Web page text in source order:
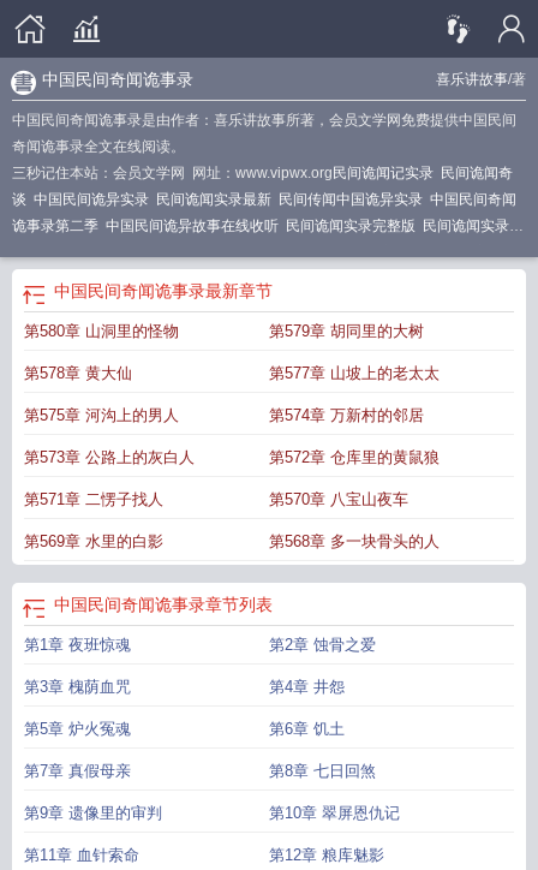
喜乐讲故事/著
中国民间奇闻诡事录
中国民间奇闻诡事录是由作者：喜乐讲故事所著，会员文学网免费提供中国民间
奇闻诡事录全文在线阅读。
三秒记住本站：会员文学网 网址：www.vipwx.org 民间诡闻记实录 民间诡闻奇
谈 中国民间诡异实录 民间诡闻实录最新 民间传闻中国诡异实录 中国民间奇闻
诡事录第二季 中国民间诡异故事在线收听 民间诡闻实录完整版
民间诡闻实录奇
民间诡异闻录 民间诡闻实录内容 中国民间诡异事件真实案例
录 中国民间诡异故事
诡事录百度百科中国民间奇闻异事 民间诡闻实录全集中国民间奇异录
中国民间奇闻诡事录最新章节
第580章 山洞里的怪物 第579章 胡同里的大树
第578章 黄大仙 第577章 山坡上的老太太
第575章 河沟上的男人 第574章 万新村的邻居
第573章 公路上的灰白人 第572章 仓库里的黄鼠狼
第571章 二愣子找人 第570章 八宝山夜车
第569章 水里的白影 第568章 多一块骨头的人
中国民间奇闻诡事录章节列表
第1章 夜班惊魂 第2章 蚀骨之爱
第3章 槐荫血咒 第4章 井怨
第5章 炉火冤魂 第6章 饥土
第7章 真假母亲 第8章 七日回煞
第9章 遗像里的审判 第10章 翠屏恩仇记
第11章 血针索命 第12章 粮库魅影